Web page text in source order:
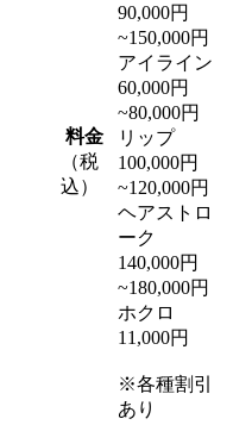
料金
（税
込）
90,000円
~150,000円
アイライン
60,000円
~80,000円
リップ
100,000円
~120,000円
ヘアストロ
ーク
140,000円
~180,000円
ホクロ
11,000円
※各種割引
あり